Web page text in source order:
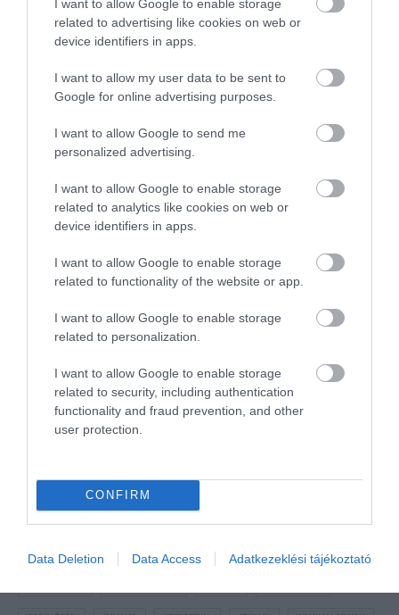
I want to allow Google to enable storage
related to advertising like cookies on web or
device identifiers in apps.
I want to allow my user data to be sent to
Google for online advertising purposes.
I want to allow Google to send me
personalized advertising.
I want to allow Google to enable storage
related to analytics like cookies on web or
device identifiers in apps.
I want to allow Google to enable storage
related to functionality of the website or app.
I want to allow Google to enable storage
related to personalization.
I want to allow Google to enable storage
related to security, including authentication
functionality and fraud prevention, and other
user protection.
CONFIRM
Data Deletion Data Access Adatkezeklési tájékoztató
HETI BÖLCSESSÉG
"Az ember, aki a tengert nézi, szerelemtől
NÉZZ KÖRBE TÉMÁK SZERINT!
FÜRDŐ
HÍREK KARANTÉN KORONAVÍRUS KÍNA LÉGIKÖZLEKEDÉS
MAGYARORSZÁG MAGYARUL MISKOLC MTÜ MÁLTA